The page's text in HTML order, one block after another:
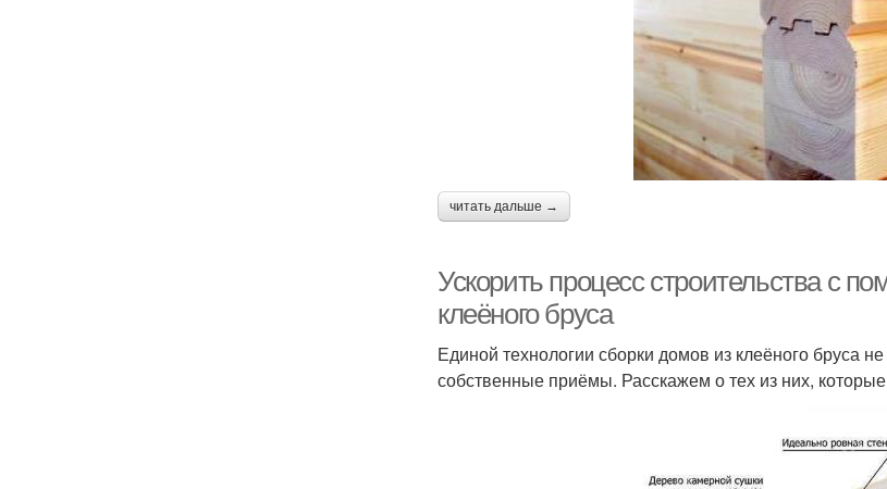
читать дальше →
Ускорить процесс строительства с
клеёного бруса
Единой технологии сборки домов из клеёного бруса
собственные приёмы. Расскажем о тех из них,